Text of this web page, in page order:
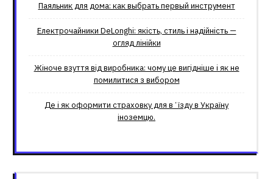
Паяльник для дома: как выбрать первый инструмент
Електрочайники DeLonghi: якість, стиль і надійність —
огляд лінійки
Жіноче взуття від виробника: чому це вигідніше і як не
помилитися з вибором
Де і як оформити страховку для вʼїзду в Україну
іноземцю.